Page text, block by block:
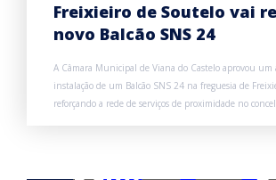
Freixieiro de Soutelo vai
novo Balcão SNS 24
A Câmara Municipal de Viana do Castelo aprovou um
instalação de um Balcão SNS 24 na freguesia de
reforçando a rede de serviços de proximidade no